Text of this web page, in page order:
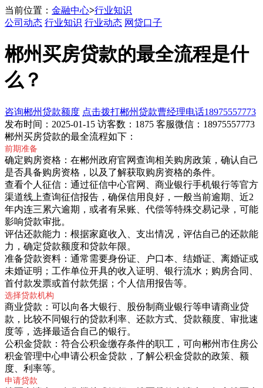
当前位置： 金融中心>行业知识
公司动态 行业知识 行业动态 网贷口子
郴州买房贷款的最全流程是什
么？
咨询郴州贷款额度 点击拨打郴州贷款曹经理电话18975557773
发布时间：2025-01-15 访客数：1875 客服微信：18975557773
郴州买房贷款的最全流程如下：
前期准备
确定购房资格：在郴州政府官网查询相关购房政策，确认自己
是否具备购房资格，以及了解获取购房资格的条件。
查看个人征信：通过征信中心官网、商业银行手机银行等官方
渠道线上查询征信报告，确保信用良好，一般当前逾期、近2
年内连三累六逾期，或者有呆账、代偿等特殊交易记录，可能
影响贷款审批。
评估还款能力：根据家庭收入、支出情况，评估自己的还款能
力，确定贷款额度和贷款年限。
准备贷款资料：通常需要身份证、户口本、结婚证、离婚证或
未婚证明；工作单位开具的收入证明、银行流水；购房合同、
首付款发票或首付款凭据；个人信用报告等。
选择贷款机构
商业贷款：可以向各大银行、股份制商业银行等申请商业贷
款，比较不同银行的贷款利率、还款方式、贷款额度、审批速
度等，选择最适合自己的银行。
公积金贷款：符合公积金缴存条件的职工，可向郴州市住房公
积金管理中心申请公积金贷款，了解公积金贷款的政策、额
度、利率等。
申请贷款